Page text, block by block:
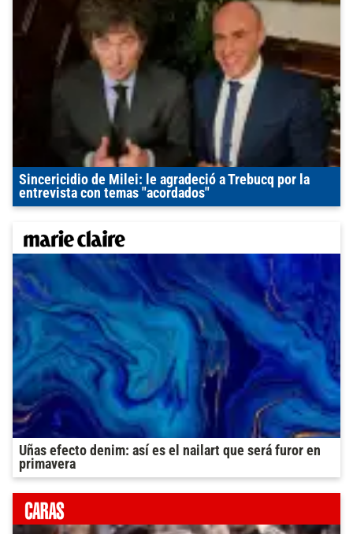
Sincericidio de Milei: le agradeció a Trebucq por la
entrevista con temas "acordados"
Uñas efecto denim: así es el nailart que será furor en
primavera